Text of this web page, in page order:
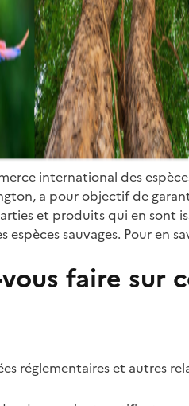
international des
a pour objectif de
et produits qui en sont
sauvages. Pour en
faire sur
réglementaires et autres